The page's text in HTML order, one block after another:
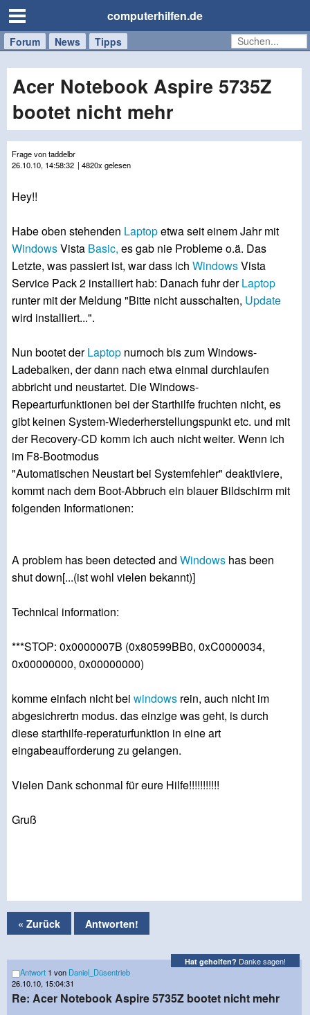
computerhilfen.de
Forum News Tipps
Handy
Tablet
Windows
Mac
Acer Notebook Aspire 5735Z
bootet nicht mehr
Frage von taddelbr
26.10.10, 14:58:32 | 4820x gelesen
Hey!!
Habe oben stehenden Laptopetwa seit einem Jahr mit
WindowsVista Basic, es gab nie Probleme o.ä. Das
Letzte, was passiert ist, war dass ich WindowsVista
Service Pack 2 installiert hab: Danach fuhr derLaptop
runter mit der Meldung "Bitte nicht ausschalten, Update
wird installiert...".
Nun bootet derLaptop nurnoch bis zum Windows-
Ladebalken, der dann nach etwa einmal durchlaufen
abbricht und neustartet. Die Windows-
Repearturfunktionen bei der Starthilfe fruchten nicht, es
gibt keinen System-Wiederherstellungspunkt etc. und mit
der Recovery-CD komm ich auch nicht weiter. Wenn ich
im F8-Bootmodus
"Automatischen Neustart bei Systemfehler" deaktiviere,
kommt nach dem Boot-Abbruch ein blauer Bildschirm mit
folgenden Informationen:
A problem has been detected and Windows has been
shut down[...(ist wohl vielen bekannt)]
Technical information:
***STOP: 0x0000007B (0x80599BB0, 0xC0000034,
0x00000000, 0x00000000)
komme einfach nicht bei windows rein, auch nicht im
abgesichrertn modus. das einzige was geht, is durch
diese starthilfe-reperaturfunktion in eine art
eingabeaufforderung zu gelangen.
Vielen Dank schonmal für eure Hilfe!!!!!!!!!!!
Gruß
« Zurück Antworten!
Hat geholfen? Danke sagen!
Antwort 1 von Daniel_Düsentrieb
26.10.10, 15:04:31
Re: Acer Notebook Aspire 5735Z bootet nicht mehr